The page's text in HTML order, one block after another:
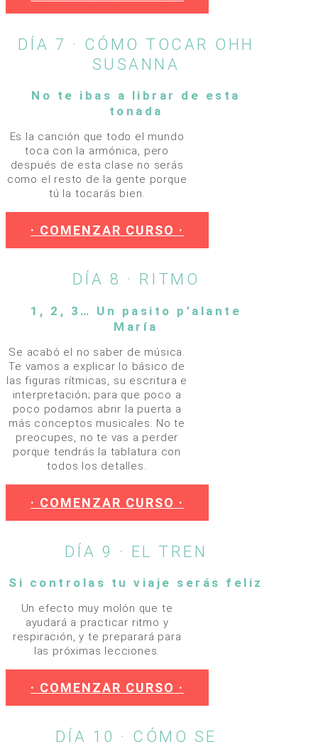
DÍA 7 · CÓMO TOCAR OHH
SUSANNA
No te ibas a librar de esta
tonada
Es la canción que todo el mundo
toca con la armónica, pero
después de esta clase no serás
como el resto de la gente porque
tú la tocarás bien.
· COMENZAR CURSO ·
DÍA 8 · RITMO
1, 2, 3… Un pasito p’alante
María
Se acabó el no saber de música.
Te vamos a explicar lo básico de
las figuras rítmicas, su escritura e
interpretación; para que poco a
poco podamos abrir la puerta a
más conceptos musicales. No te
preocupes, no te vas a perder
porque tendrás la tablatura con
todos los detalles.
· COMENZAR CURSO ·
DÍA 9 · EL TREN
Si controlas tu viaje serás feliz
Un efecto muy molón que te
ayudará a practicar ritmo y
respiración, y te preparará para
las próximas lecciones.
· COMENZAR CURSO ·
DÍA 10 · CÓMO SE